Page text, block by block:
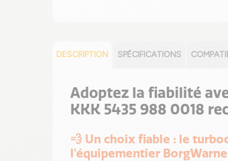
DESCRIPTION SPÉCIFICATIONS
Adoptez la fiabilité
KKK 5435 988 0018
💨 Un choix fiable : le
l'équipementier